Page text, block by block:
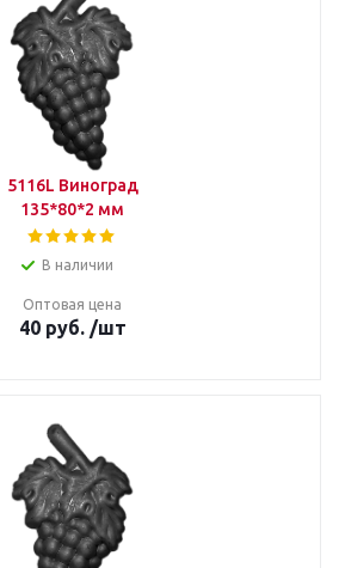
5116L Виноград
135*80*2 мм
В наличии
Оптовая цена
40руб. /шт